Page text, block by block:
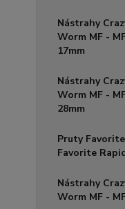
Nástrahy
Worm MF -
17mm
Nástrahy
Worm MF -
28mm
Pruty
Favorite
Nástrahy
Worm MF -